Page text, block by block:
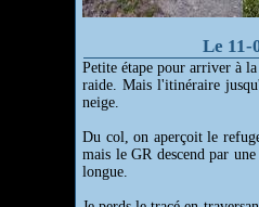
Le 11-
Petite étape pour arriver à
raide. Mais l'itinéraire
neige.
Du col, on aperçoit le
mais le GR descend par
longue.